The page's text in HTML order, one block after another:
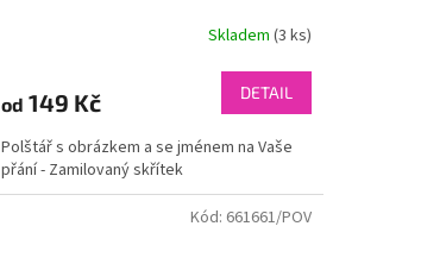
Skladem (3 ks)
od 149 Kč DETAIL
Polštář s obrázkem a se jménem na Vaše
přání - Zamilovaný skřítek
Kód: 661661/POV